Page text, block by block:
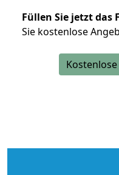
Füllen Sie jetzt das
Sie kostenlose